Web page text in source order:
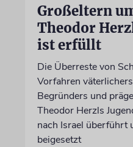
Großeltern
Theodor
ist erfüllt
Die Überreste von
Vorfahren
Begründers und
Theodor Herzls
nach Israel überführt
beigesetzt